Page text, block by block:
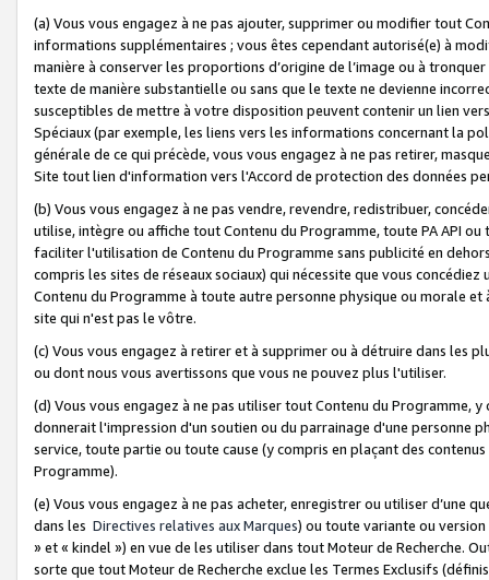
(a) Vous vous engagez à ne pas ajouter, supprimer ou modifier tout
informations supplémentaires ; vous êtes cependant autorisé(e) à
manière à conserver les proportions d’origine de l’image ou à
texte de manière substantielle ou sans que le texte ne devienne
susceptibles de mettre à votre disposition peuvent contenir un lien
Spéciaux (par exemple, les liens vers les informations concernant la
générale de ce qui précède, vous vous engagez à ne pas retirer,
Site tout lien d'information vers l'Accord de protection des données
(b) Vous vous engagez à ne pas vendre, revendre, redistribuer,
utilise, intègre ou affiche tout Contenu du Programme, toute PA API
faciliter l'utilisation de Contenu du Programme sans publicité en
compris les sites de réseaux sociaux) qui nécessite que vous
Contenu du Programme à toute autre personne physique ou morale
site qui n'est pas le vôtre.
(c) Vous vous engagez à retirer et à supprimer ou à détruire dans les
ou dont nous vous avertissons que vous ne pouvez plus l'utiliser.
(d) Vous vous engagez à ne pas utiliser tout Contenu du Programme,
donnerait l'impression d'un soutien ou du parrainage d'une personne
service, toute partie ou toute cause (y compris en plaçant des
Programme).
(e) Vous vous engagez à ne pas acheter, enregistrer ou utiliser d’une
dans les Directives relatives aux Marques) ou toute variante ou
» et « kindel ») en vue de les utiliser dans tout Moteur de Recherche.
sorte que tout Moteur de Recherche exclue les Termes Exclusifs